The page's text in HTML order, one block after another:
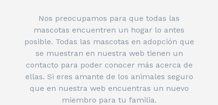
Nos preocupamos para que todas las
mascotas encuentren un hogar lo antes
posible. Todas las mascotas en adopción que
se muestran en nuestra web tienen un
contacto para poder conocer más acerca de
ellas. Si eres amante de los animales seguro
que en nuestra web encuentras un nuevo
miembro para tu familia.